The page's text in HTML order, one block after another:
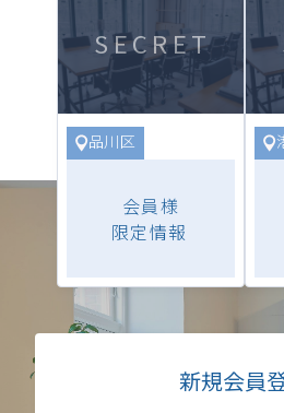
SECRET
品川区
新規会員